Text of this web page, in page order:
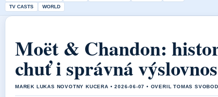
TV CASTS
WORLD
Moët & Chandon:
chuť i správná
MAREK LUKAS NOVOTNY KUCERA • 2026-06-07 • OVERIL TOMAS